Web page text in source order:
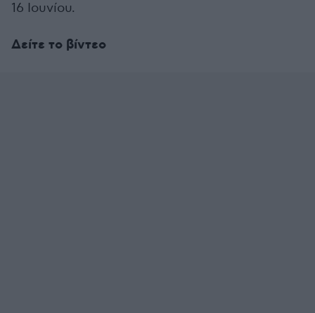
16 Ιουνίου.
Δείτε το βίντεο